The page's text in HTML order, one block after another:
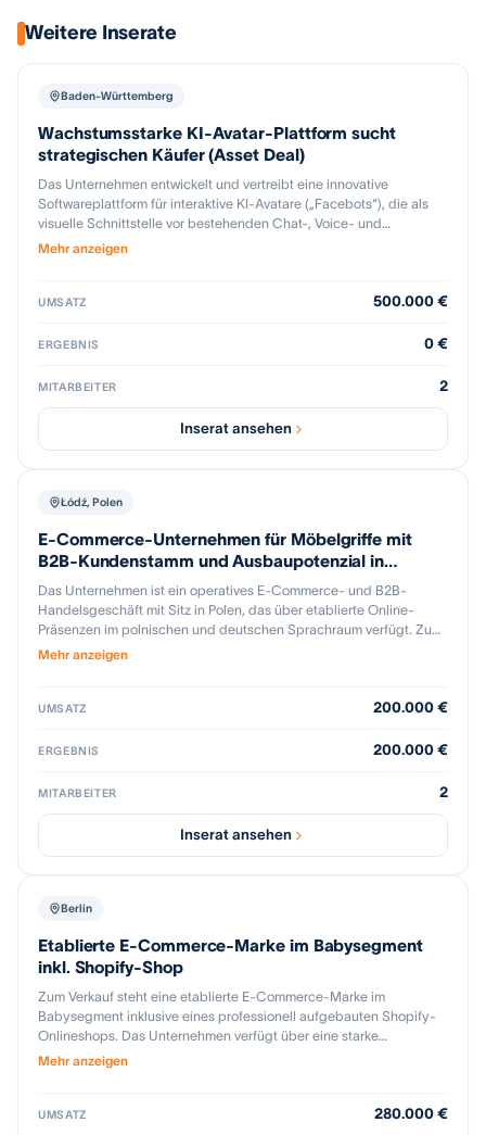
Weitere Inserate
Baden-Württemberg
Wachstumsstarke KI-Avatar-Plattform sucht
strategischen Käufer (Asset Deal)
Das Unternehmen entwickelt und vertreibt eine innovative
Softwareplattform für interaktive KI-Avatare („Facebots“), die als
visuelle Schnittstelle vor bestehenden Chat-, Voice- und
Buchungssystemen eingesetzt werden. Ziel ist es, digitale
technikaffine Zielgruppen. Die Technologie ist backend-
bestehende Systemlandschaften integrieren. Der Fokus liegt auf
in den Bereichen Handwerk, Industrie, Dienstleistungen und
eingesetzt und ist als White-Label-Ansatz skalierbar. Das
Unternehmen verfügt über eine marktreife Plattform, erste zahlende
Kombination aus Avatar-Technologie, Conversational-AI-
Nutzerakzeptanz. Angestrebt wird ein Asset Deal mit einem
strategischen Käufer (z. B. Software-, KI-, Plattform- oder Martech-
Anbieter), der die Technologie, IP, Kundenbeziehungen und
ausgewählte Team-Ressourcen übernimmt. Ziel des Verkaufs ist
die Bündelung technologischer Kompetenzen beim Käufer und die
Integration der Lösung als Alleinstellungsmerkmal in ein
bestehendes Produkt- oder Plattformportfolio.
Mehr anzeigen
UMSATZ 500.000 €
ERGEBNIS 0 €
MITARBEITER 2
Inserat ansehen
Łódź, Polen
E-Commerce-Unternehmen für Möbelgriffe mit
B2B-Kundenstamm und Ausbaupotenzial in
Deutschland
Das Unternehmen ist ein operatives E-Commerce- und B2B-
Handelsgeschäft mit Sitz in Polen, das über etablierte Online-
Präsenzen im polnischen und deutschen Sprachraum verfügt. Zum
Verkaufsumfang gehören unter anderem die Domains, strukturierte
Lieferantenbeziehungen. Das Unternehmen verfügt über rund
Abwicklung über ein eigenes Lager. Der Verkauf erfolgt auf Basis
separat vorgesehen.
Mehr anzeigen
UMSATZ 200.000 €
ERGEBNIS 200.000 €
MITARBEITER 2
Inserat ansehen
Berlin
Etablierte E-Commerce-Marke im Babysegment
inkl. Shopify-Shop
Zum Verkauf steht eine etablierte E-Commerce-Marke im
Babysegment inklusive eines professionell aufgebauten Shopify-
Onlineshops. Das Unternehmen verfügt über eine starke
Markenidentität, hochwertige Produktpräsentationen, SEO-
der Shopify-Shop, Domains, Produktdaten, Produktbilder,
Mehr anzeigen
UMSATZ 280.000 €